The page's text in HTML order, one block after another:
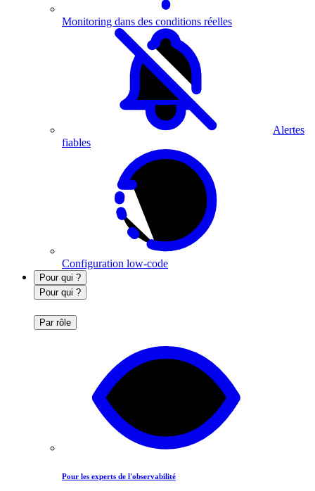
Monitoring dans des conditions réelles
Alertes
fiables
Configuration low-code
Pour qui ?
Pour qui ?
Par rôle
Pour les experts de l'observabilité